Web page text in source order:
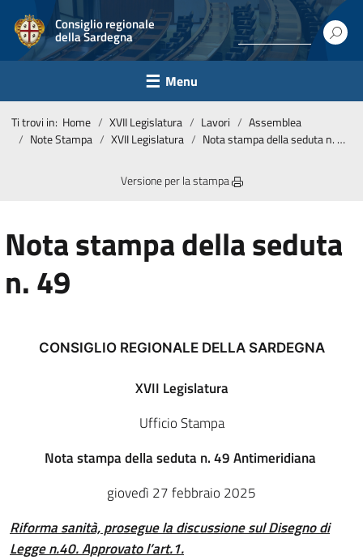
Consiglio regionale
della Sardegna
Menu
Ti trovi in: Home XVII Legislatura Lavori
Assemblea
Note Stampa
XVII Legislatura Nota stampa della seduta n. 49
Versione per la stampa
Nota stampa della seduta
n. 49
CONSIGLIO REGIONALE DELLA SARDEGNA
XVII Legislatura
Ufficio Stampa
Nota stampa della seduta n. 49 Antimeridiana
giovedì 27 febbraio 2025
Riforma sanità, prosegue la discussione sul Disegno di
Legge n.40. Approvato l’art.1.